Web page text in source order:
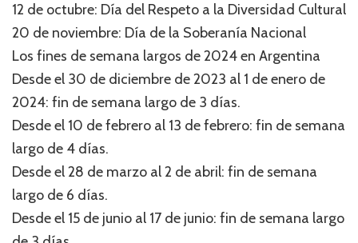
12 de octubre: Día del Respeto a la Diversidad Cultural
20 de noviembre: Día de la Soberanía Nacional
Los fines de semana largos de 2024 en Argentina
Desde el 30 de diciembre de 2023 al 1 de enero de
2024: fin de semana largo de 3 días.
Desde el 10 de febrero al 13 de febrero: fin de semana
largo de 4 días.
Desde el 28 de marzo al 2 de abril: fin de semana
largo de 6 días.
Desde el 15 de junio al 17 de junio: fin de semana largo